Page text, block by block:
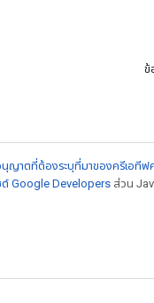
ข้
นุญาตที่ต้องระบุที่มาของครีเอที
ต์ Google Developers ส่วน